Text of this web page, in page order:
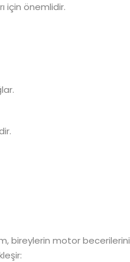
için önemlidir.
bireylerin motor becerilerini